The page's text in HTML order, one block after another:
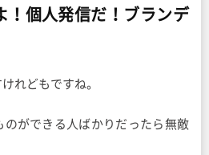
！個人発信だ！ブランデ
れどもですね。
のができる人ばかりだったら無敵